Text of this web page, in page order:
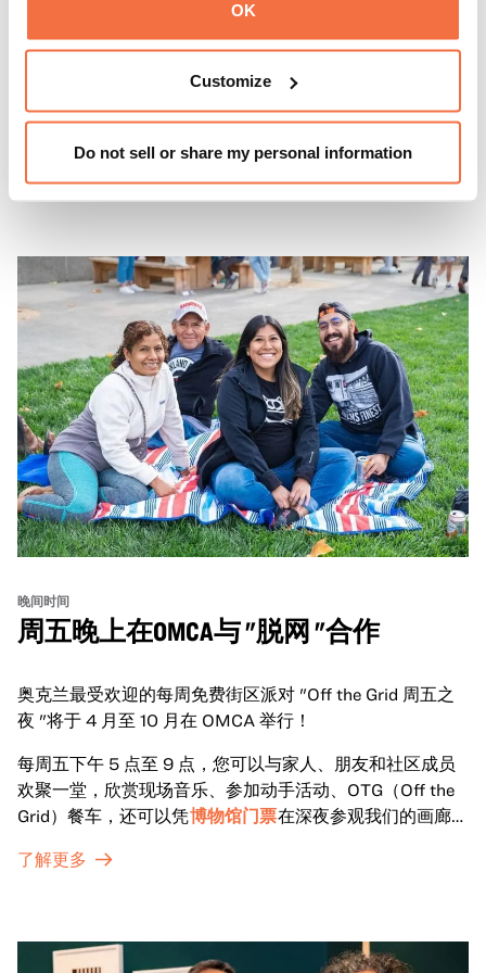
OK
Customize
Do not sell or share my personal information
来OMCA体验“周四之夜”（ThursDates）——这是您每周
一次的博物馆之夜，尽享鸡尾酒、文化与社群氛围。您可以
在米歇尔·麦奎因（Michele McQueen）主厨掌勺的Town
Fare Cafe与朋友畅聊，在音乐声中品尝饮品和小食；或者
探索那些在夜幕下焕发活力的展厅，那里将呈现快闪表演、
主题对谈、现场绘画等丰富活动——仅限成人参与！
晚间时间
周五晚上在OMCA与 "脱网 "合作
奥克兰最受欢迎的每周免费街区派对 "Off the Grid 周五之
夜 "将于 4 月至 10 月在 OMCA 举行！
每周五下午 5 点至 9 点，您可以与家人、朋友和社区成员
欢聚一堂，欣赏现场音乐、参加动手活动、OTG（Off the
Grid）餐车，还可以凭博物馆门票在深夜参观我们的画廊和
了解更多